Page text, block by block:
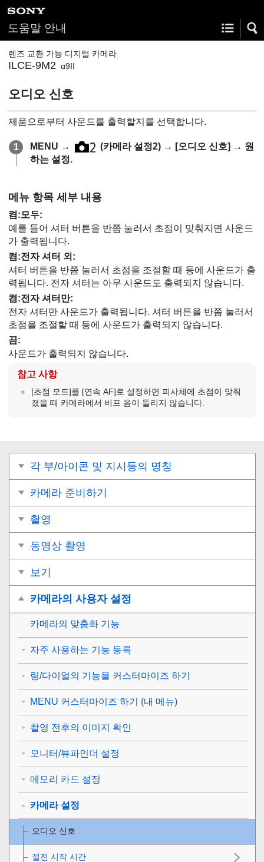
도움말 안내
렌즈 교환 가능 디지털 카메라
ILCE-9M2 α9II
오디오 신호
제품으로부터 사운드를 출력할지를 선택합니다.
MENU → (카메라 설정2) → [오디오 신호] → 원
하는 설정.
메뉴 항목 세부 내용
켬:모두:
예를 들어 셔터 버튼을 반쯤 눌러서 초점이 맞춰지면 사운드
가 출력됩니다.
켬:전자 셔터 외:
셔터 버튼을 반쯤 눌러서 초점을 조절할 때 등에 사운드가 출
력됩니다. 전자 셔터는 아무 사운드도 출력되지 않습니다.
켬:전자 셔터만:
전자 셔터만 사운드가 출력됩니다. 셔터 버튼을 반쯤 눌러서
초점을 조절할 때 등에 사운드가 출력되지 않습니다.
끔:
사운드가 출력되지 않습니다.
참고 사항
[초점 모드]를 [연속 AF]로 설정하면 피사체에 초점이 맞춰
졌을 때 카메라에서 비프 음이 들리지 않습니다.
각 부/아이콘 및 지시등의 명칭
카메라 준비하기
촬영
동영상 촬영
보기
카메라의 사용자 설정
카메라의 맞춤화 기능
자주 사용하는 기능 등록
링/다이얼의 기능을 커스터마이즈 하기
MENU 커스터마이즈 하기 (내 메뉴)
촬영 전후의 이미지 확인
모니터/뷰파인더 설정
메모리 카드 설정
카메라 설정
오디오 신호
절전 시작 시간